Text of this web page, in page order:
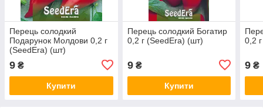
Перець солодкий
Подарунок Молдови 0,2 г
(SeedEra) (шт)
9 ₴
Купити
Перець солодкий Богатир
0,2 г (SeedEra) (шт)
9₴
Купити
0,2
9 ₴